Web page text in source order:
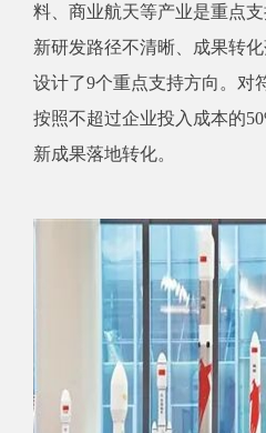
料、商业航天等产业是重点
新研发路径不清晰、成果转
设计了9个重点支持方向。对
按照不超过企业投入成本的
新成果落地转化。